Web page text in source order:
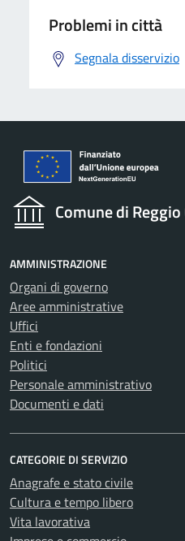
Problemi in città
Segnala disservizio
Comune di
AMMINISTRAZIONE
Organi di governo
Aree amministrative
Uffici
Enti e fondazioni
Politici
Personale amministrativo
Documenti e dati
CATEGORIE DI SERVIZIO
Anagrafe e stato civile
Cultura e tempo libero
Vita lavorativa